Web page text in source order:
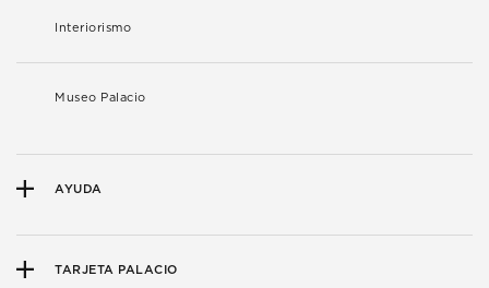
Interiorismo
Museo Palacio
AYUDA
TARJETA PALACIO